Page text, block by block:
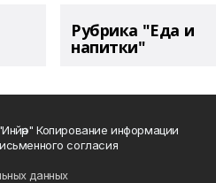
Рубрика "Еда и
напитки"
Копирование информации
согласия
данных